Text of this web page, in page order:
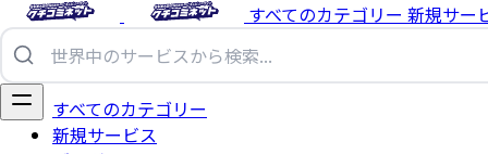
すべてのカテゴリー 新規サー
すべてのカテゴリー
新規サービス